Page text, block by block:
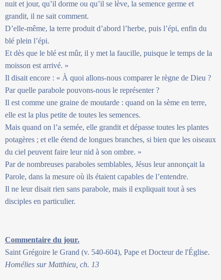
nuit et jour, qu’il dorme ou qu’il se lève, la semence germe et
grandit, il ne sait comment.
D’elle-même, la terre produit d’abord l’herbe, puis l’épi, enfin du
blé plein l’épi.
Et dès que le blé est mûr, il y met la faucille, puisque le temps de la
moisson est arrivé. »
Il disait encore : « À quoi allons-nous comparer le règne de Dieu ?
Par quelle parabole pouvons-nous le représenter ?
Il est comme une graine de moutarde : quand on la sème en terre,
elle est la plus petite de toutes les semences.
Mais quand on l’a semée, elle grandit et dépasse toutes les plantes
potagères ; et elle étend de longues branches, si bien que les oiseaux
du ciel peuvent faire leur nid à son ombre. »
Par de nombreuses paraboles semblables, Jésus leur annonçait la
Parole, dans la mesure où ils étaient capables de l’entendre.
Il ne leur disait rien sans parabole, mais il expliquait tout à ses
disciples en particulier.
Commentaire du jour.
Saint Grégoire le Grand (v. 540-604), Pape et Docteur de l'Église.
Homélies sur Matthieu, ch. 13